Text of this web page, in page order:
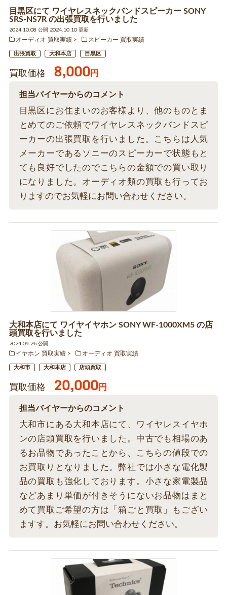
目黒区にて ワイヤレスネックバンドスピーカー SONY
SRS-NS7R の出張買取を行いました
2024.10.08 公開 2024.10.10 更新
オーディオ 買取実績
スピーカー 買取実績
出張買取 大和本店 目黒区
買取価格 8,000円
担当バイヤーからのコメント
目黒区にお住まいのお客様より、他のものとま
とめてのご依頼でワイヤレスネックバンドスピ
ーカーの出張買取を行いました。こちらは人気
メーカーであるソニーのスピーカーで状態もと
ても良好でしたのでこちらの金額での買い取り
になりました。オーディオ類の買取も行ってお
りますのでお気軽にお問い合わせください。
大和本店にて ワイヤイヤホン SONY WF-1000XM5 の店
頭買取を行いました
2024.09.26 公開
イヤホン 買取実績
オーディオ 買取実績
大和市 大和本店 店頭買取
買取価格 20,000円
担当バイヤーからのコメント
大和市にある大和本店にて、ワイヤレスイヤホ
ンの店頭買取を行いました。中古でも相場のあ
るお品物であったことから、こちらの値段での
お買取りとなりました。弊社では小さな電化製
品の買取も強化しております。小さな家電製品
などあまり単価が付きそうにないお品物はまと
めて買取ご希望の方は「箱ごと買取」もござい
ますす。お気軽にお問い合わせください。